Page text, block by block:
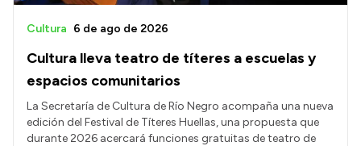
Cultura lleva teatro de títeres a escuelas y
espacios comunitarios
Cultura 6 de ago de 2026
La Secretaría de Cultura de Río Negro acompaña una nueva
edición del Festival de Títeres Huellas, una propuesta que
durante 2026 acercará funciones gratuitas de teatro de